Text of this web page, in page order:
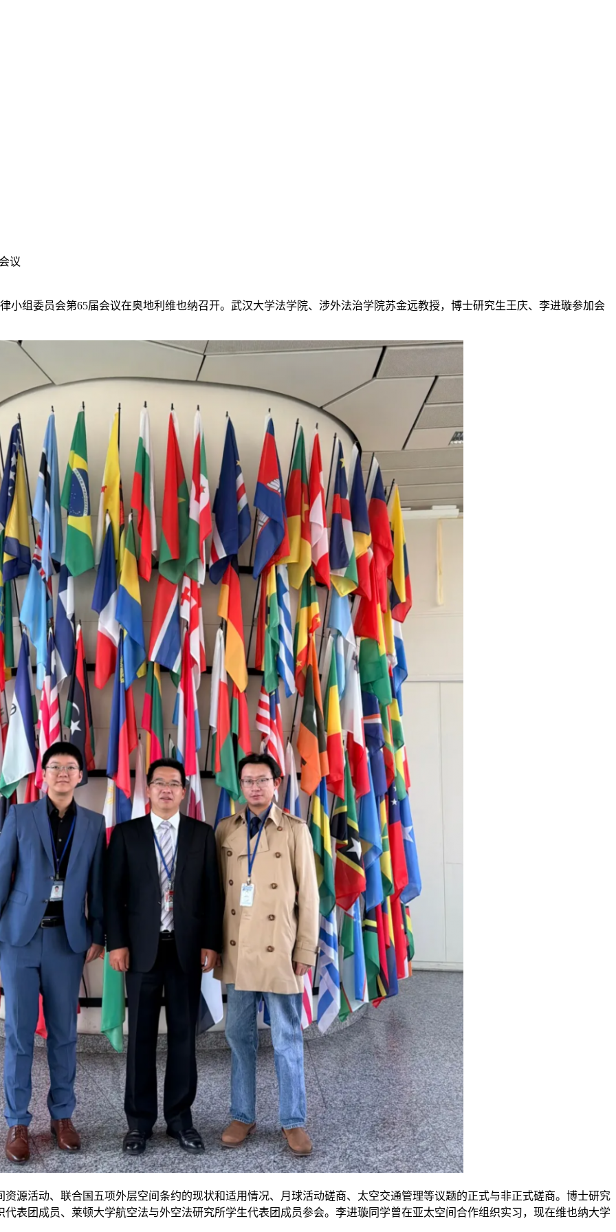
议
小组委员会第65届会议在奥地利维也纳召开。武汉大学法学院、涉外法治学院苏金远教授，博士研究生王庆、李进璇参加会
源活动、联合国五项外层空间条约的现状和适用情况、月球活动磋商、太空交通管理等议题的正式与非正式磋商。博士研究
表团成员、莱顿大学航空法与外空法研究所学生代表团成员参会。李进璇同学曾在亚太空间合作组织实习，现在维也纳大学